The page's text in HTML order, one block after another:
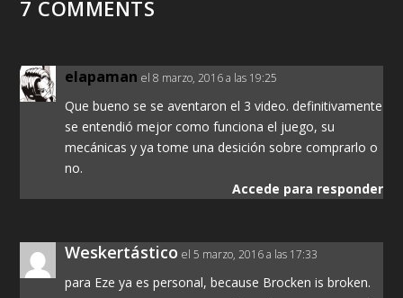
7 COMMENTS
elapaman el 8 marzo, 2016 a las 19:25
Que bueno se se aventaron el 3 video. definitivamente
se entendió mejor como funciona el juego, su
mecánicas y ya tome una desición sobre comprarlo o
no.
Accede para responder
Weskertástico el 5 marzo, 2016 a las 17:33
para Eze ya es personal, because Brocken is broken.